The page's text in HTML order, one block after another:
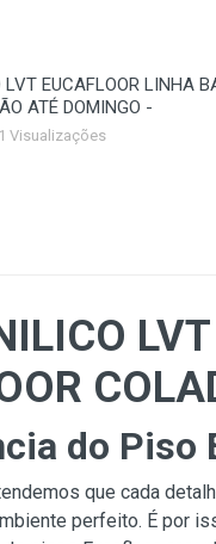
EUCAFLOOR LINHA
ATÉ DOMINGO -
Visualizações
LVT
do Piso
que cada
perfeito. É por